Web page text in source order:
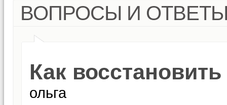
ВОПРОСЫ И
Как
ольга